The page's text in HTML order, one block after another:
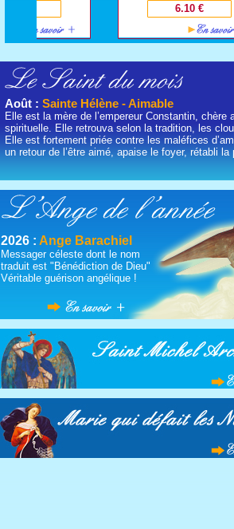
Août : Sainte Hélène - Aimable
Elle est la mère de l’empereur Constantin,
spirituelle. Elle retrouva selon la tradition, les
Elle est fortement priée contre les maléfices
un retour de l’être aimé, apaise le foyer, rétabli
2026 : Ange Barachiel
Messager céleste dont le nom
traduit est "Bénédiction de Dieu"
Véritable guérison angélique !